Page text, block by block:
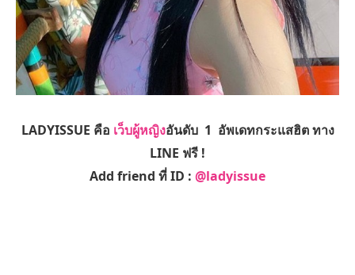
LADYISSUE คือ เว็บผู้หญิงอันดับ 1 อัพเดทกระแสฮิต ทาง
LINE ฟรี !
Add friend ที่ ID : @ladyissue